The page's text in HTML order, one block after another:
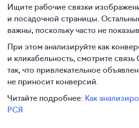
Ищите рабочие связки
и посадочной страницы.
важны, поскольку часто не
При этом анализируйте как
и кликабельность, смотрите связь
так, что привлекательное
не приносит конверсий.
Читайте подробнее: Как
РСЯ